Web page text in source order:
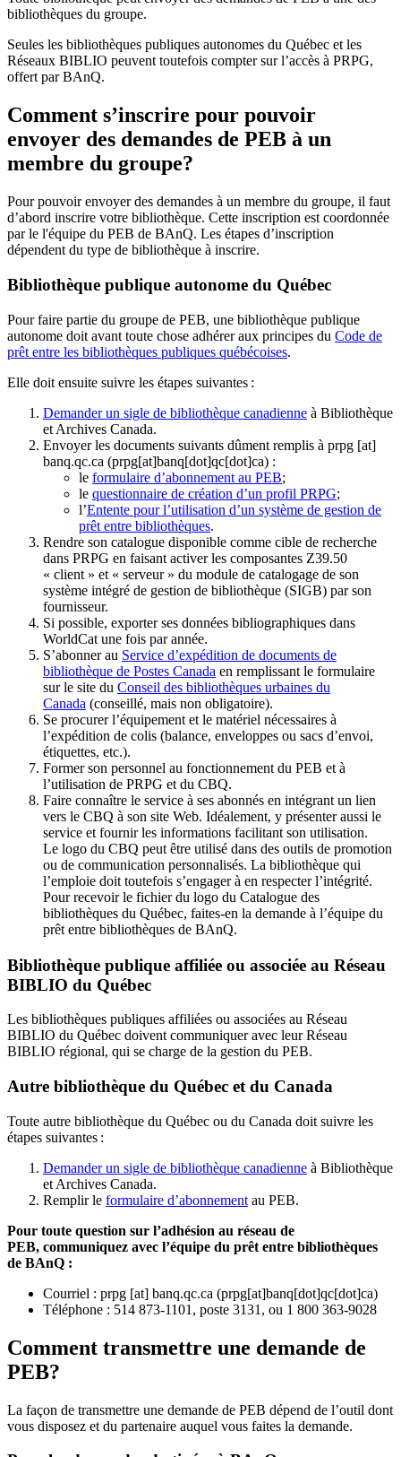
bibliothèques du groupe.
Seules les bibliothèques publiques autonomes du Québec et les
Réseaux BIBLIO peuvent toutefois compter sur l’accès à PRPG,
offert par BAnQ.
Comment s’inscrire pour pouvoir
envoyer des demandes de PEB à un
membre du groupe?
Pour pouvoir envoyer des demandes à un membre du groupe, il faut
d’abord inscrire votre bibliothèque. Cette inscription est coordonnée
par le l'équipe du PEB de BAnQ. Les étapes d’inscription
dépendent du type de bibliothèque à inscrire.
Bibliothèque publique autonome du Québec
Pour faire partie du groupe de PEB, une bibliothèque publique
autonome doit avant toute chose adhérer aux principes du Code de
prêt entre les bibliothèques publiques québécoises.
Elle doit ensuite suivre les étapes suivantes :
Demander un sigle de bibliothèque canadienne à Bibliothèque
et Archives Canada.
Envoyer les documents suivants dûment remplis à prpg [at]
banq.qc.ca (prpg[at]banq[dot]qc[dot]ca) :
le formulaire d’abonnement au PEB;
le questionnaire de création d’un profil PRPG;
l’Entente pour l’utilisation d’un système de gestion de
prêt entre bibliothèques.
Rendre son catalogue disponible comme cible de recherche
dans PRPG en faisant activer les composantes Z39.50
« client » et « serveur » du module de catalogage de son
système intégré de gestion de bibliothèque (SIGB) par son
fournisseur.
Si possible, exporter ses données bibliographiques dans
WorldCat une fois par année.
S’abonner au Service d’expédition de documents de
bibliothèque de Postes Canada en remplissant le formulaire
sur le site du Conseil des bibliothèques urbaines du
Canada (conseillé, mais non obligatoire).
Se procurer l’équipement et le matériel nécessaires à
l’expédition de colis (balance, enveloppes ou sacs d’envoi,
étiquettes, etc.).
Former son personnel au fonctionnement du PEB et à
l’utilisation de PRPG et du CBQ.
Faire connaître le service à ses abonnés en intégrant un lien
vers le CBQ à son site Web. Idéalement, y présenter aussi le
service et fournir les informations facilitant son utilisation.
Le logo du CBQ peut être utilisé dans des outils de promotion
ou de communication personnalisés. La bibliothèque qui
l’emploie doit toutefois s’engager à en respecter l’intégrité.
Pour recevoir le fichier du logo du Catalogue des
bibliothèques du Québec, faites-en la demande à l’équipe du
prêt entre bibliothèques de BAnQ.
Bibliothèque publique affiliée ou associée au Réseau
BIBLIO du Québec
Les bibliothèques publiques affiliées ou associées au Réseau
BIBLIO du Québec doivent communiquer avec leur Réseau
BIBLIO régional, qui se charge de la gestion du PEB.
Autre bibliothèque du Québec et du Canada
Toute autre bibliothèque du Québec ou du Canada doit suivre les
étapes suivantes :
Demander un sigle de bibliothèque canadienne à Bibliothèque
et Archives Canada.
Remplir le formulaire d’abonnement au PEB.
Pour toute question sur l’adhésion au réseau de
PEB, communiquez avec l’équipe du prêt entre bibliothèques
de BAnQ :
Courriel : prpg [at] banq.qc.ca (prpg[at]banq[dot]qc[dot]ca)
Téléphone : 514 873-1101, poste 3131, ou 1 800 363-9028
Comment transmettre une demande de
PEB?
La façon de transmettre une demande de PEB dépend de l’outil dont
vous disposez et du partenaire auquel vous faites la demande.